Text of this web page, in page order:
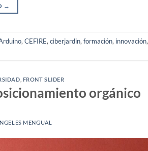
→
, CEFIRE, ciberjardin, formación, innovación,
FRONT SLIDER
orgánico
MENGUAL